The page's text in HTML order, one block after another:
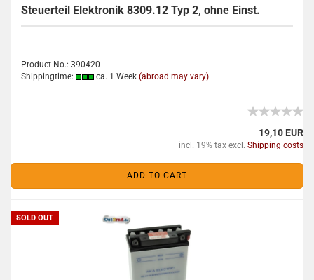
Steuerteil Elektronik 8309.12 Typ 2, ohne Einst.
Product No.: 390420
Shippingtime:
ca. 1 Week (abroad may vary)
19,10 EUR
incl. 19% tax excl. Shipping costs
ADD TO CART
SOLD OUT